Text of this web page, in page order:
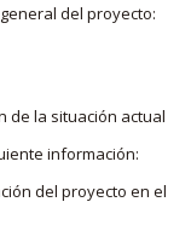
del proyecto:
de la situación actual
información:
del proyecto en el